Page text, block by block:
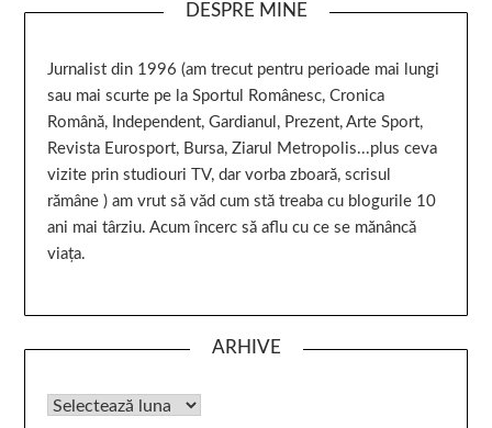
DESPRE MINE
Jurnalist din 1996 (am trecut pentru perioade mai lungi
sau mai scurte pe la Sportul Românesc, Cronica
Română, Independent, Gardianul, Prezent, Arte Sport,
Revista Eurosport, Bursa, Ziarul Metropolis...plus ceva
vizite prin studiouri TV, dar vorba zboară, scrisul
rămâne ) am vrut să văd cum stă treaba cu blogurile 10
ani mai târziu. Acum încerc să aflu cu ce se mănâncă
viața.
ARHIVE